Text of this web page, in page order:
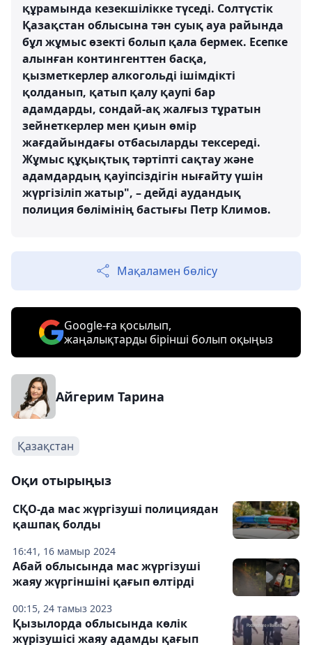
құрамында кезекшілікке түседі. Солтүстік
Қазақстан облысына тән суық ауа райында
бұл жұмыс өзекті болып қала бермек. Есепке
алынған контингенттен басқа,
қызметкерлер алкогольді ішімдікті
қолданып, қатып қалу қаупі бар
адамдарды, сондай-ақ жалғыз тұратын
зейнеткерлер мен қиын өмір
жағдайындағы отбасыларды тексереді.
Жұмыс құқықтық тәртіпті сақтау және
адамдардың қауіпсіздігін нығайту үшін
жүргізіліп жатыр", – дейді аудандық
полиция бөлімінің бастығы Петр Климов.
Мақаламен бөлісу
Google-ға қосылып,
жаңалықтарды бірінші болып оқыңыз
Айгерим Тарина
Қазақстан
Оқи отырыңыз
16:41, 16 мамыр 2024
СҚО-да мас жүргізуші полициядан
қашпақ болды
00:15, 24 тамыз 2023
Абай облысында мас жүргізуші
жаяу жүргіншіні қағып өлтірді
Қызылорда облысында көлік
жүрізушісі жаяу адамды қағып